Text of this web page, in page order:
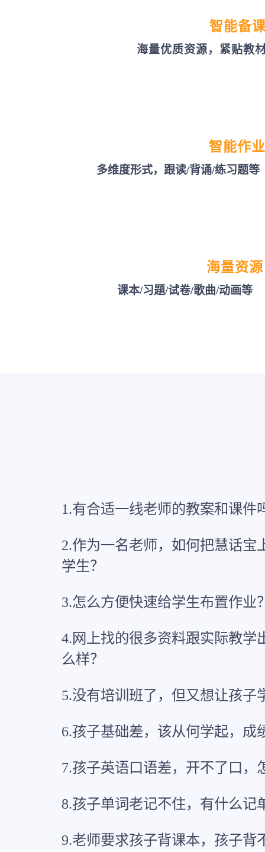
智能备
海量优质资源，紧贴教
智能作业
多维度形式，跟读/背诵/练习题等
海量资源
课本/习题/试卷/歌曲/动画等
1.有合适一线老师的教案和课件
2.作为一名老师，如何把慧话宝
学生？
3.怎么方便快速给学生布置作业
4.网上找的很多资料跟实际教学
么样？
5.没有培训班了，但又想让孩子
6.孩子基础差，该从何学起，成
7.孩子英语口语差，开不了口，
8.孩子单词老记不住，有什么记
9.老师要求孩子背课本，孩子背